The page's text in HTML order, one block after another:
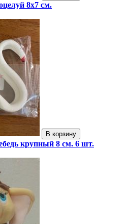
8х7 см.
В корзину
крупный 8 см. 6 шт.